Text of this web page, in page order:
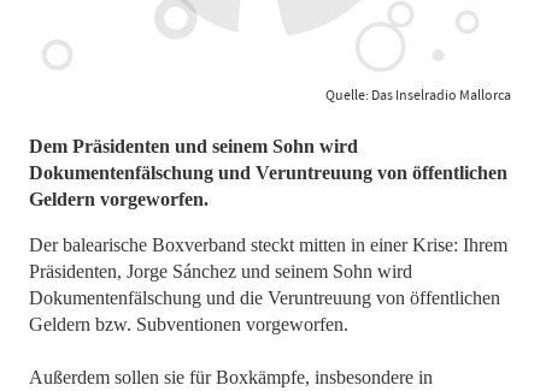
Quelle: Das Inselradio Mallorca
Dem Präsidenten und seinem Sohn wird
Dokumentenfälschung und Veruntreuung von öffentlichen
Geldern vorgeworfen.
Der balearische Boxverband steckt mitten in einer Krise: Ihrem
Präsidenten, Jorge Sánchez und seinem Sohn wird
Dokumentenfälschung und die Veruntreuung von öffentlichen
Geldern bzw. Subventionen vorgeworfen.
Außerdem sollen sie für Boxkämpfe, insbesondere in